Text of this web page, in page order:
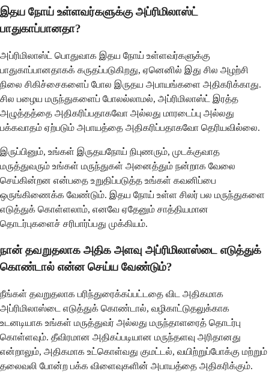
இதய நோய் உள்ளவர்களுக்கு அப்ரிமிலாஸ்ட்
பாதுகாப்பானதா?
அப்ரிமிலாஸ்ட் பொதுவாக இதய நோய் உள்ளவர்களுக்கு
பாதுகாப்பானதாகக் கருதப்படுகிறது, ஏனெனில் இது சில அழற்சி
நிலை சிகிச்சைகளைப் போல இருதய அபாயங்களை அதிகரிக்காது.
சில பழைய மருந்துகளைப் போலல்லாமல், அப்ரிமிலாஸ்ட் இரத்த
அழுத்தத்தை அதிகரிப்பதாகவோ அல்லது மாரடைப்பு அல்லது
பக்கவாதம் ஏற்படும் அபாயத்தை அதிகரிப்பதாகவோ தெரியவில்லை.
இருப்பினும், உங்கள் இருதயநோய் நிபுணரும், முடக்குவாத
மருத்துவரும் உங்கள் மருந்துகள் அனைத்தும் நன்றாக வேலை
செய்கின்றன என்பதை உறுதிப்படுத்த உங்கள் கவனிப்பை
ஒருங்கிணைக்க வேண்டும். இதய நோய் உள்ள சிலர் பல மருந்துகளை
எடுத்துக் கொள்ளலாம், எனவே ஏதேனும் சாத்தியமான
தொடர்புகளைச் சரிபார்ப்பது முக்கியம்.
நான் தவறுதலாக அதிக அளவு அப்ரிமிலாஸ்டை எடுத்துக்
கொண்டால் என்ன செய்ய வேண்டும்?
நீங்கள் தவறுதலாக பரிந்துரைக்கப்பட்டதை விட அதிகமாக
அப்ரிமிலாஸ்டை எடுத்துக் கொண்டால், வழிகாட்டுதலுக்காக
உடனடியாக உங்கள் மருத்துவர் அல்லது மருந்தாளரைத் தொடர்பு
கொள்ளவும். தீவிரமான அதிகப்படியான மருந்தளவு அரிதானது
என்றாலும், அதிகமாக உட்கொள்வது குமட்டல், வயிற்றுப்போக்கு மற்றும்
தலைவலி போன்ற பக்க விளைவுகளின் அபாயத்தை அதிகரிக்கும்.